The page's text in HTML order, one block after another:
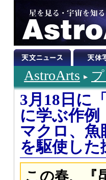
AstroArts
3月18日に
に学ぶ作
マクロ、
を駆使し
この春、『